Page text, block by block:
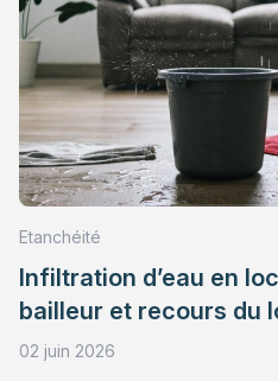
Etanchéité
Infiltration d’eau en
bailleur et recours du
02 juin 2026